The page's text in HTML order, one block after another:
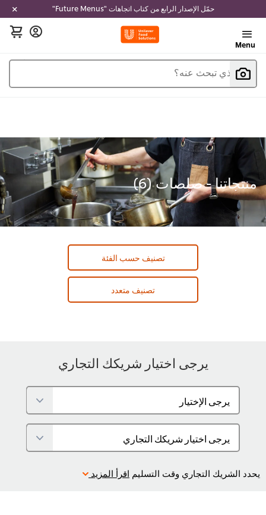
حمّل الإصدار الرابع من كتاب اتجاهات "Future Menus"
Menu
ما الذي تبحث عنه؟
منتجاتنا - صلصات (6
)
تصنيف حسب الفئة
تصنيف متعدد
يرجى اختيار شريكك التجاري
يحدد الشريك التجاري وقت التسليم اقرأ المزيد